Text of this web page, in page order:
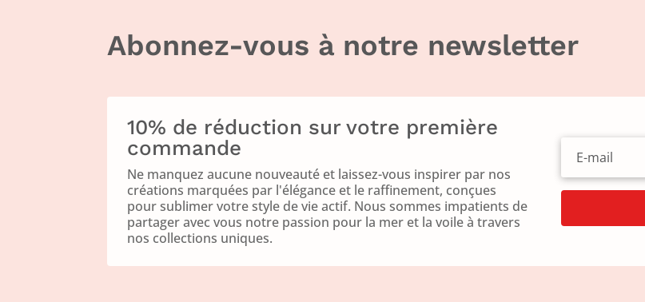
Abonnez-vous à notre newsletter
10% de réduction sur votre première
commande
Ne manquez aucune nouveauté et laissez-vous inspirer par nos
créations marquées par l'élégance et le raffinement, conçues
pour sublimer votre style de vie actif. Nous sommes impatients de
partager avec vous notre passion pour la mer et la voile à travers
nos collections uniques.